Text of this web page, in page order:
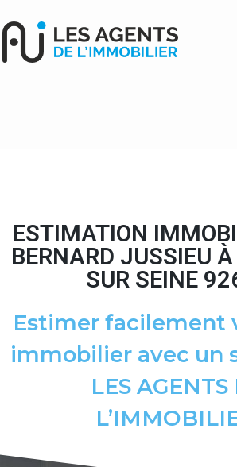
ESTIMATION
BERNARD JUSSIEU
SUR SEINE
Estimer facilement
immobilier avec un
LES AGENTS